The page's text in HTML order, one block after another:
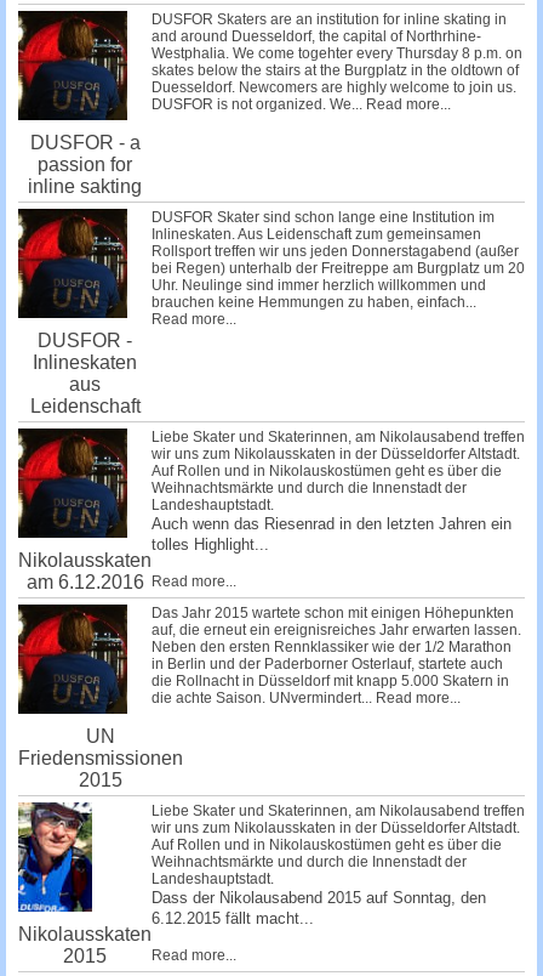
DUSFOR - a
passion for
inline sakting
DUSFOR Skaters are an institution for inline skating in
and around Duesseldorf, the capital of Northrhine-
Westphalia. We come togehter every Thursday 8 p.m. on
skates below the stairs at the Burgplatz in the oldtown of
Duesseldorf. Newcomers are highly welcome to join us.
DUSFOR is not organized. We... Read more...
DUSFOR -
Inlineskaten
aus
Leidenschaft
DUSFOR Skater sind schon lange eine Institution im
Inlineskaten. Aus Leidenschaft zum gemeinsamen
Rollsport treffen wir uns jeden Donnerstagabend (außer
bei Regen) unterhalb der Freitreppe am Burgplatz um 20
Uhr. Neulinge sind immer herzlich willkommen und
brauchen keine Hemmungen zu haben, einfach...
Read more...
Nikolausskaten
am 6.12.2016
Liebe Skater und Skaterinnen, am Nikolausabend treffen
wir uns zum Nikolausskaten in der Düsseldorfer Altstadt.
Auf Rollen und in Nikolauskostümen geht es über die
Weihnachtsmärkte und durch die Innenstadt der
Landeshauptstadt.
Auch wenn das Riesenrad in den letzten Jahren ein
tolles Highlight...
Read more...
UN
Friedensmissionen
2015
Das Jahr 2015 wartete schon mit einigen Höhepunkten
auf, die erneut ein ereignisreiches Jahr erwarten lassen.
Neben den ersten Rennklassiker wie der 1/2 Marathon
in Berlin und der Paderborner Osterlauf, startete auch
die Rollnacht in Düsseldorf mit knapp 5.000 Skatern in
die achte Saison. UNvermindert... Read more...
Nikolausskaten
2015
Liebe Skater und Skaterinnen, am Nikolausabend treffen
wir uns zum Nikolausskaten in der Düsseldorfer Altstadt.
Auf Rollen und in Nikolauskostümen geht es über die
Weihnachtsmärkte und durch die Innenstadt der
Landeshauptstadt.
Dass der Nikolausabend 2015 auf Sonntag, den
6.12.2015 fällt macht...
Read more...